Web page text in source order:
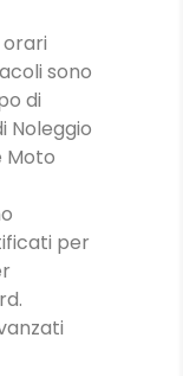
sono
di
Noleggio
Moto
per